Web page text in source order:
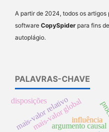
A partir de 2024, todos os
software CopySpider para fins
autoplágio.
PALAVRAS-CHAVE
argumento causal
mais-valor global
mais-valor relativo influência
disposições